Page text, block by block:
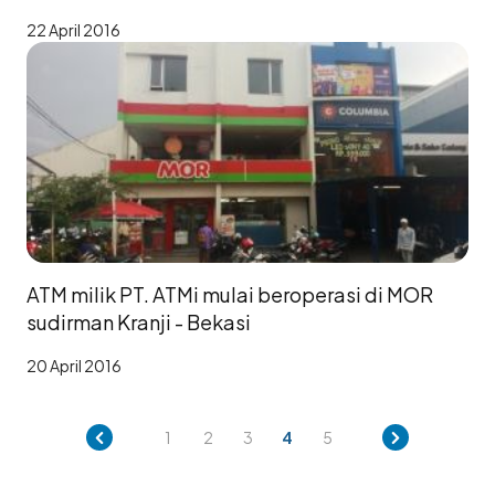
22 April 2016
ATM milik PT. ATMi mulai beroperasi di MOR
sudirman Kranji - Bekasi
20 April 2016
1 2 3 4 5